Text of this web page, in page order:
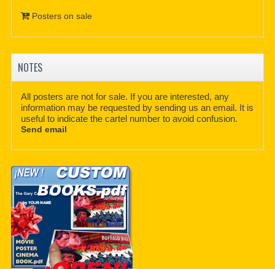
Posters on sale
NOTES
All posters are not for sale. If you are interested, any
information may be requested by sending us an email. It is
useful to indicate the cartel number to avoid confusion.
Send email